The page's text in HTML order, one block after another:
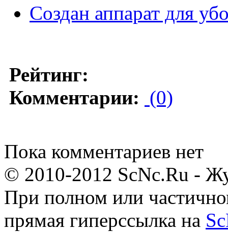
Создан аппарат для
Рейтинг:
Комментарии: (0)
Пока комментариев нет
© 2010-2012 ScNc.Ru -
При полном или
прямая гиперссылка на